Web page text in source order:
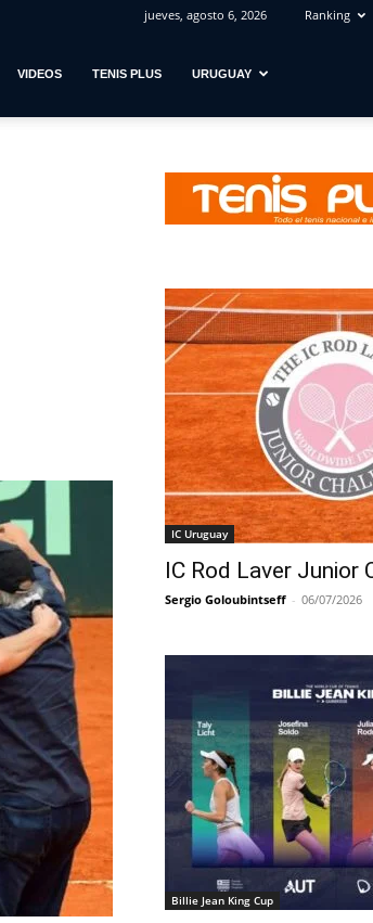
jueves, agosto 6, 2026 Ranking
VIDEOS TENIS PLUS URUGUAY
IC Uruguay
IC Rod Laver Junior
Sergio Goloubintseff - 06/07/2026
Billie Jean King Cup